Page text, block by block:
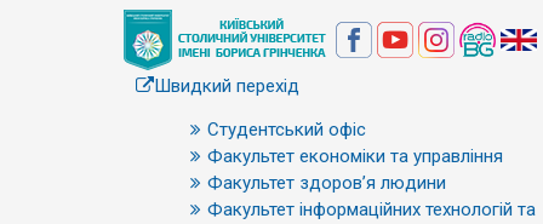
Швидкий перехід
Студентський офіс
Факультет економіки та управління
Факультет здоров’я людини
Факультет інформаційних технологій та